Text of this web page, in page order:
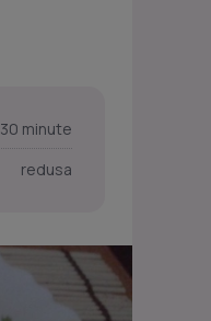
30 minute
redusa